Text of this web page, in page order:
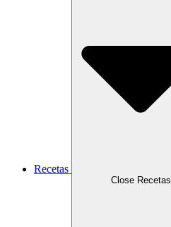
Recetas
Close Recetas